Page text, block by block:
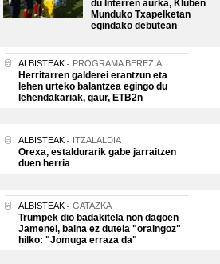
du Interren aurka, Kluben
Munduko Txapelketan
egindako debutean
ALBISTEAK PROGRAMA BEREZIA
Herritarren galderei erantzun eta
lehen urteko balantzea egingo du
lehendakariak, gaur, ETB2n
ALBISTEAK ITZALALDIA
Orexa, estaldurarik gabe jarraitzen
duen herria
ALBISTEAK GATAZKA
Trumpek dio badakitela non dagoen
Jamenei, baina ez dutela "oraingoz"
hilko: "Jomuga erraza da"